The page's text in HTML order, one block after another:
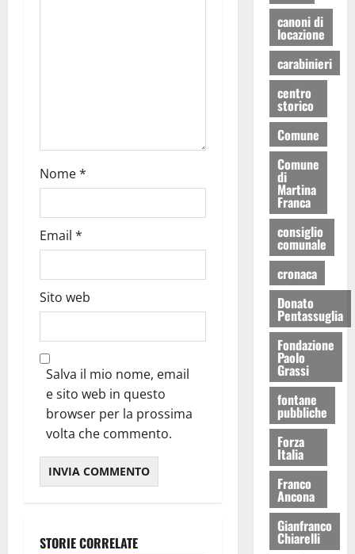
Nome*
Email *
Sito web
Salva il mio nome, email
e sito web in questo
browser per la prossima
volta che commento.
STORIE CORRELATE
canoni di
locazione
carabinieri
centro
storico
Comune
Comune
di
Martina
Franca
consiglio
comunale
cronaca
Donato
Pentassuglia
Fondazione
Paolo
Grassi
fontane
pubbliche
Forza
Italia
Franco
Ancona
Gianfranco
Chiarelli